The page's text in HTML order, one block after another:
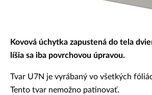
Kovová úchytka zapustená do tela
líšia sa iba povrchovou úpravou.
Tvar U7N je vyrábaný vo všetkých
Tento tvar nemožno patinovať.